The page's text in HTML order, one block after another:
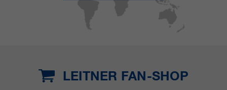
LEITNER FAN-SHOP